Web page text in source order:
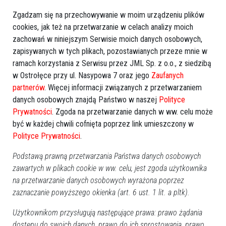
Powiat ostrołecki
2026-07-30 11:12
Zgadzam się na przechowywanie w moim urządzeniu plików
cookies, jak też na przetwarzanie w celach analizy moich
zachowań w niniejszym Serwisie moich danych osobowych,
zapisywanych w tych plikach, pozostawianych przeze mnie w
ramach korzystania z Serwisu przez JML Sp. z o.o., z siedzibą
w Ostrołęce przy ul. Nasypowa 7 oraz jego Zaufanych
partnerów. Więcej informacji związanych z przetwarzaniem
danych osobowych znajdą Państwo w naszej Polityce
Prywatności. Zgoda na przetwarzanie danych w ww. celu może
być w każdej chwili cofnięta poprzez link umieszczony w
Polityce Prywatności.
Podstawą prawną przetwarzania Państwa danych osobowych
zawartych w plikach cookie w ww. celu, jest zgoda użytkownika
na przetwarzanie danych osobowych wyrażona poprzez
zaznaczanie powyższego okienka (art. 6 ust. 1 lit. a pltk).
Użytkownikom przysługują następujące prawa: prawo żądania